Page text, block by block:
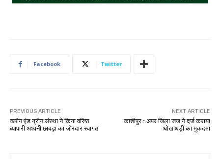
Facebook Twitter
PREVIOUS ARTICLE
क्लीन एंड ग्रीन संस्था ने किया वरिष्ठ
व्यापारी अश्वनी छाबड़ा का जोरदार स्वागत
NEXT ARTICLE
काशीपुर : अपर जिला जज ने दर्ज कराया
धोखाधड़ी का मुकदमा